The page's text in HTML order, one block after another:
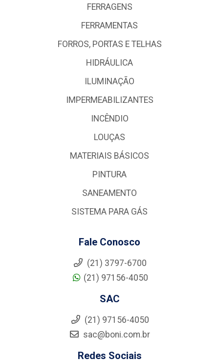
FERRAGENS
FERRAMENTAS
FORROS, PORTAS E TELHAS
HIDRÁULICA
ILUMINAÇÃO
IMPERMEABILIZANTES
INCÊNDIO
LOUÇAS
MATERIAIS BÁSICOS
PINTURA
SANEAMENTO
SISTEMA PARA GÁS
Fale Conosco
(21) 3797-6700
(21) 97156-4050
SAC
(21) 97156-4050
sac@boni.com.br
Redes Sociais